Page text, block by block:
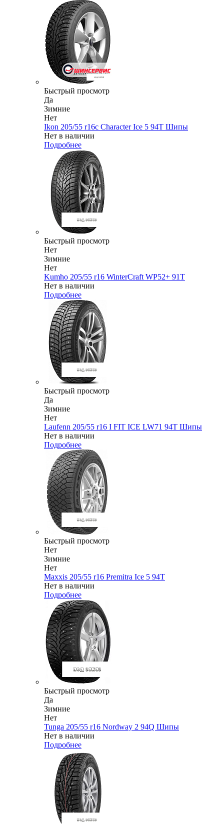
Быстрый просмотр
Да
Зимние
Нет
Ikon 205/55 r16c Character Ice 5 94T Шипы
Нет в наличии
Подробнее
Быстрый просмотр
Нет
Зимние
Нет
Kumho 205/55 r16 WinterCraft WP52+ 91T
Нет в наличии
Подробнее
Быстрый просмотр
Да
Зимние
Нет
Laufenn 205/55 r16 I FIT ICE LW71 94T Шипы
Нет в наличии
Подробнее
Быстрый просмотр
Нет
Зимние
Нет
Maxxis 205/55 r16 Premitra Ice 5 94T
Нет в наличии
Подробнее
Быстрый просмотр
Да
Зимние
Нет
Tunga 205/55 r16 Nordway 2 94Q Шипы
Нет в наличии
Подробнее